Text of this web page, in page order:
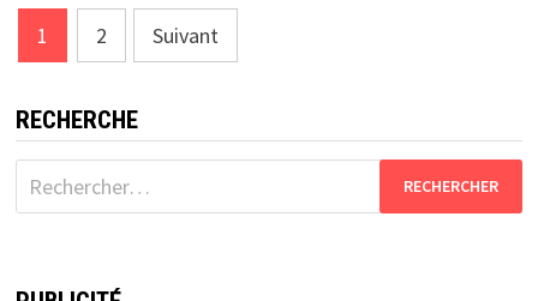
Pagination
des
publications
1 2 Suivant
RECHERCHE
Rechercher :